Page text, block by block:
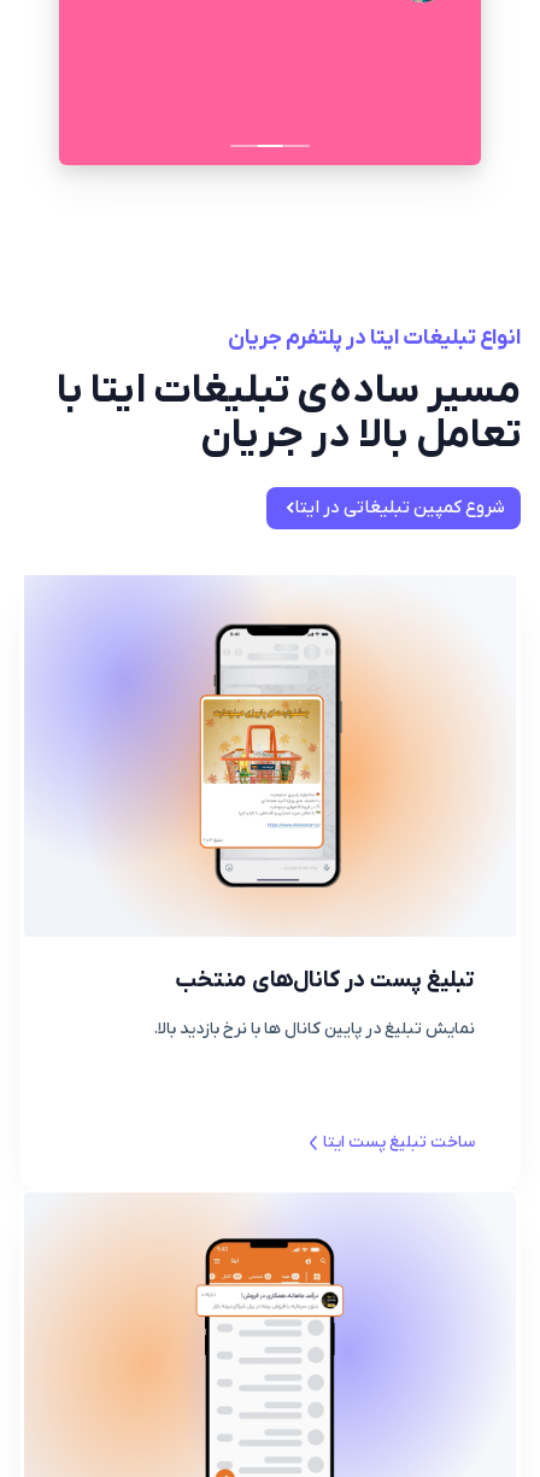
انواع تبلیغات ایتا در پلتفرم جریان
مسیر ساده‌ی تبلیغات ایتا با
تعامل بالا در جریان
شروع کمپین تبلیغاتی در ایتا
تبلیغ پست در کانال‌های منتخب
نمایش تبلیغ در پایین کانال ها با نرخ بازدید بالا.
ساخت تبلیغ پست ایتا